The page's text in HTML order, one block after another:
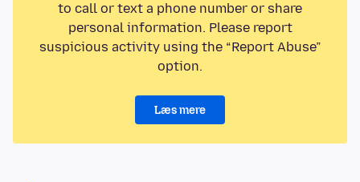
to call or text a phone number or share
personal information. Please report
suspicious activity using the “Report Abuse”
option.
Læs mere